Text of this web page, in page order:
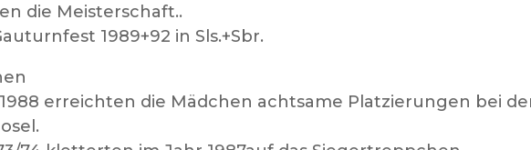
die Meisterschaft..
1989+92 in Sls.+Sbr.
erreichten die Mädchen achtsame Platzierungen bei